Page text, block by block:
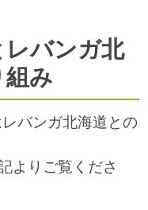
レバンガ北
組み
バンガ北海道との
よりご覧くださ